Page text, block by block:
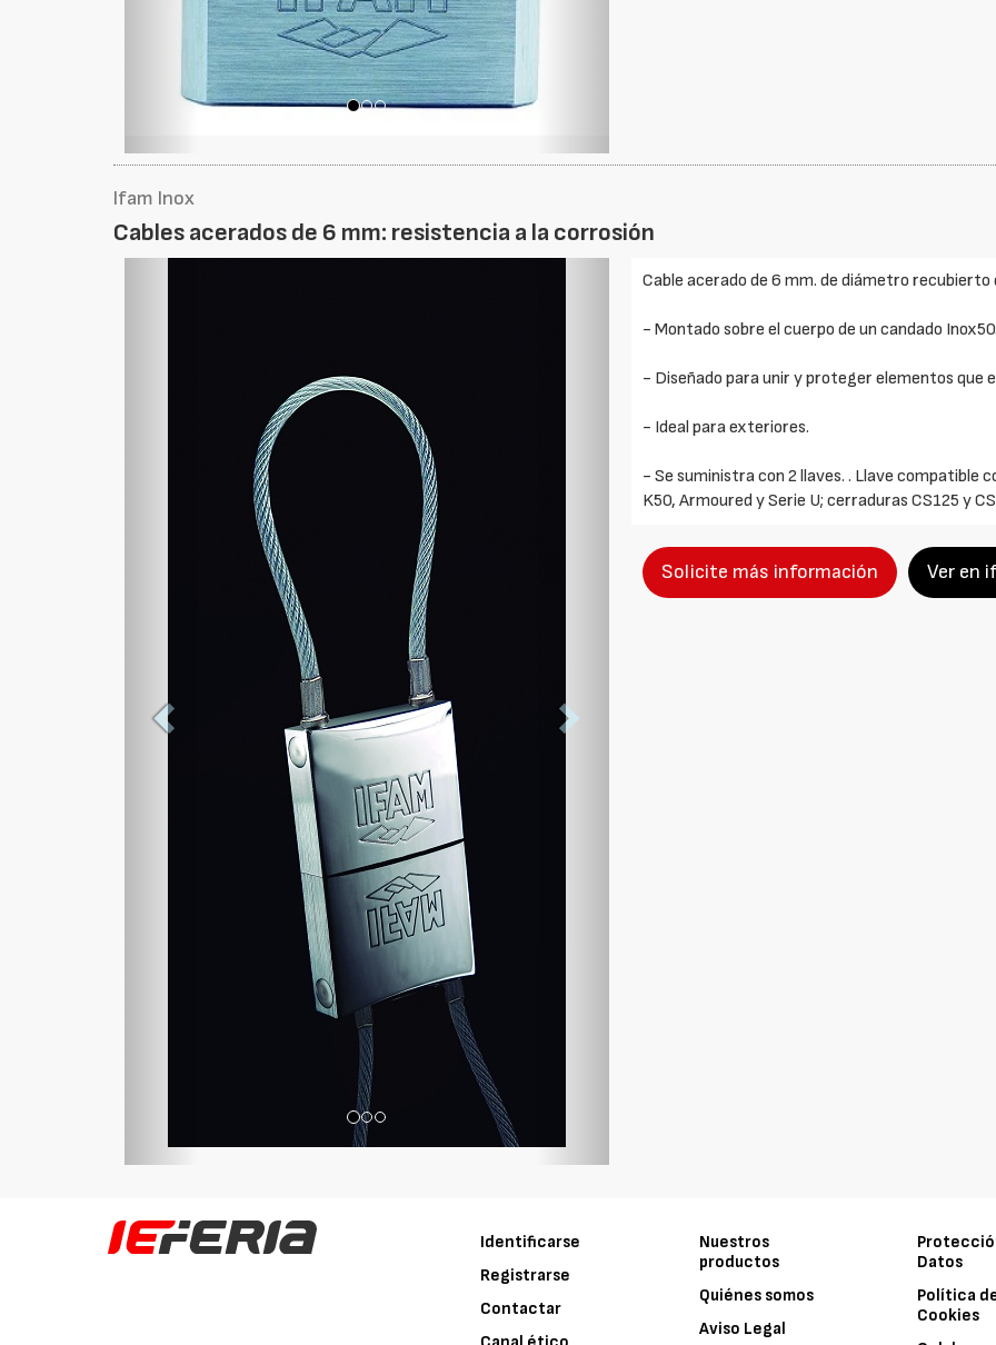
Ifam Inox
Cables acerados de 6 mm: resistencia a la corrosión
Cable acerado de 6 mm. de diámetro recubierto
- Montado sobre el cuerpo de un candado Inox50.
- Diseñado para unir y proteger elementos que
- Ideal para exteriores.
- Se suministra con 2 llaves. . Llave compatible
K50, Armoured y Serie U; cerraduras CS125 y
Solicite más información Ver en
Identificarse
Registrarse
Contactar
Nuestros
productos
Quiénes somos
Aviso Legal
Datos
Política
Cookies